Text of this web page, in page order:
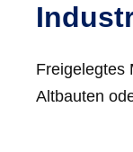
Freigelegtes
Altbauten